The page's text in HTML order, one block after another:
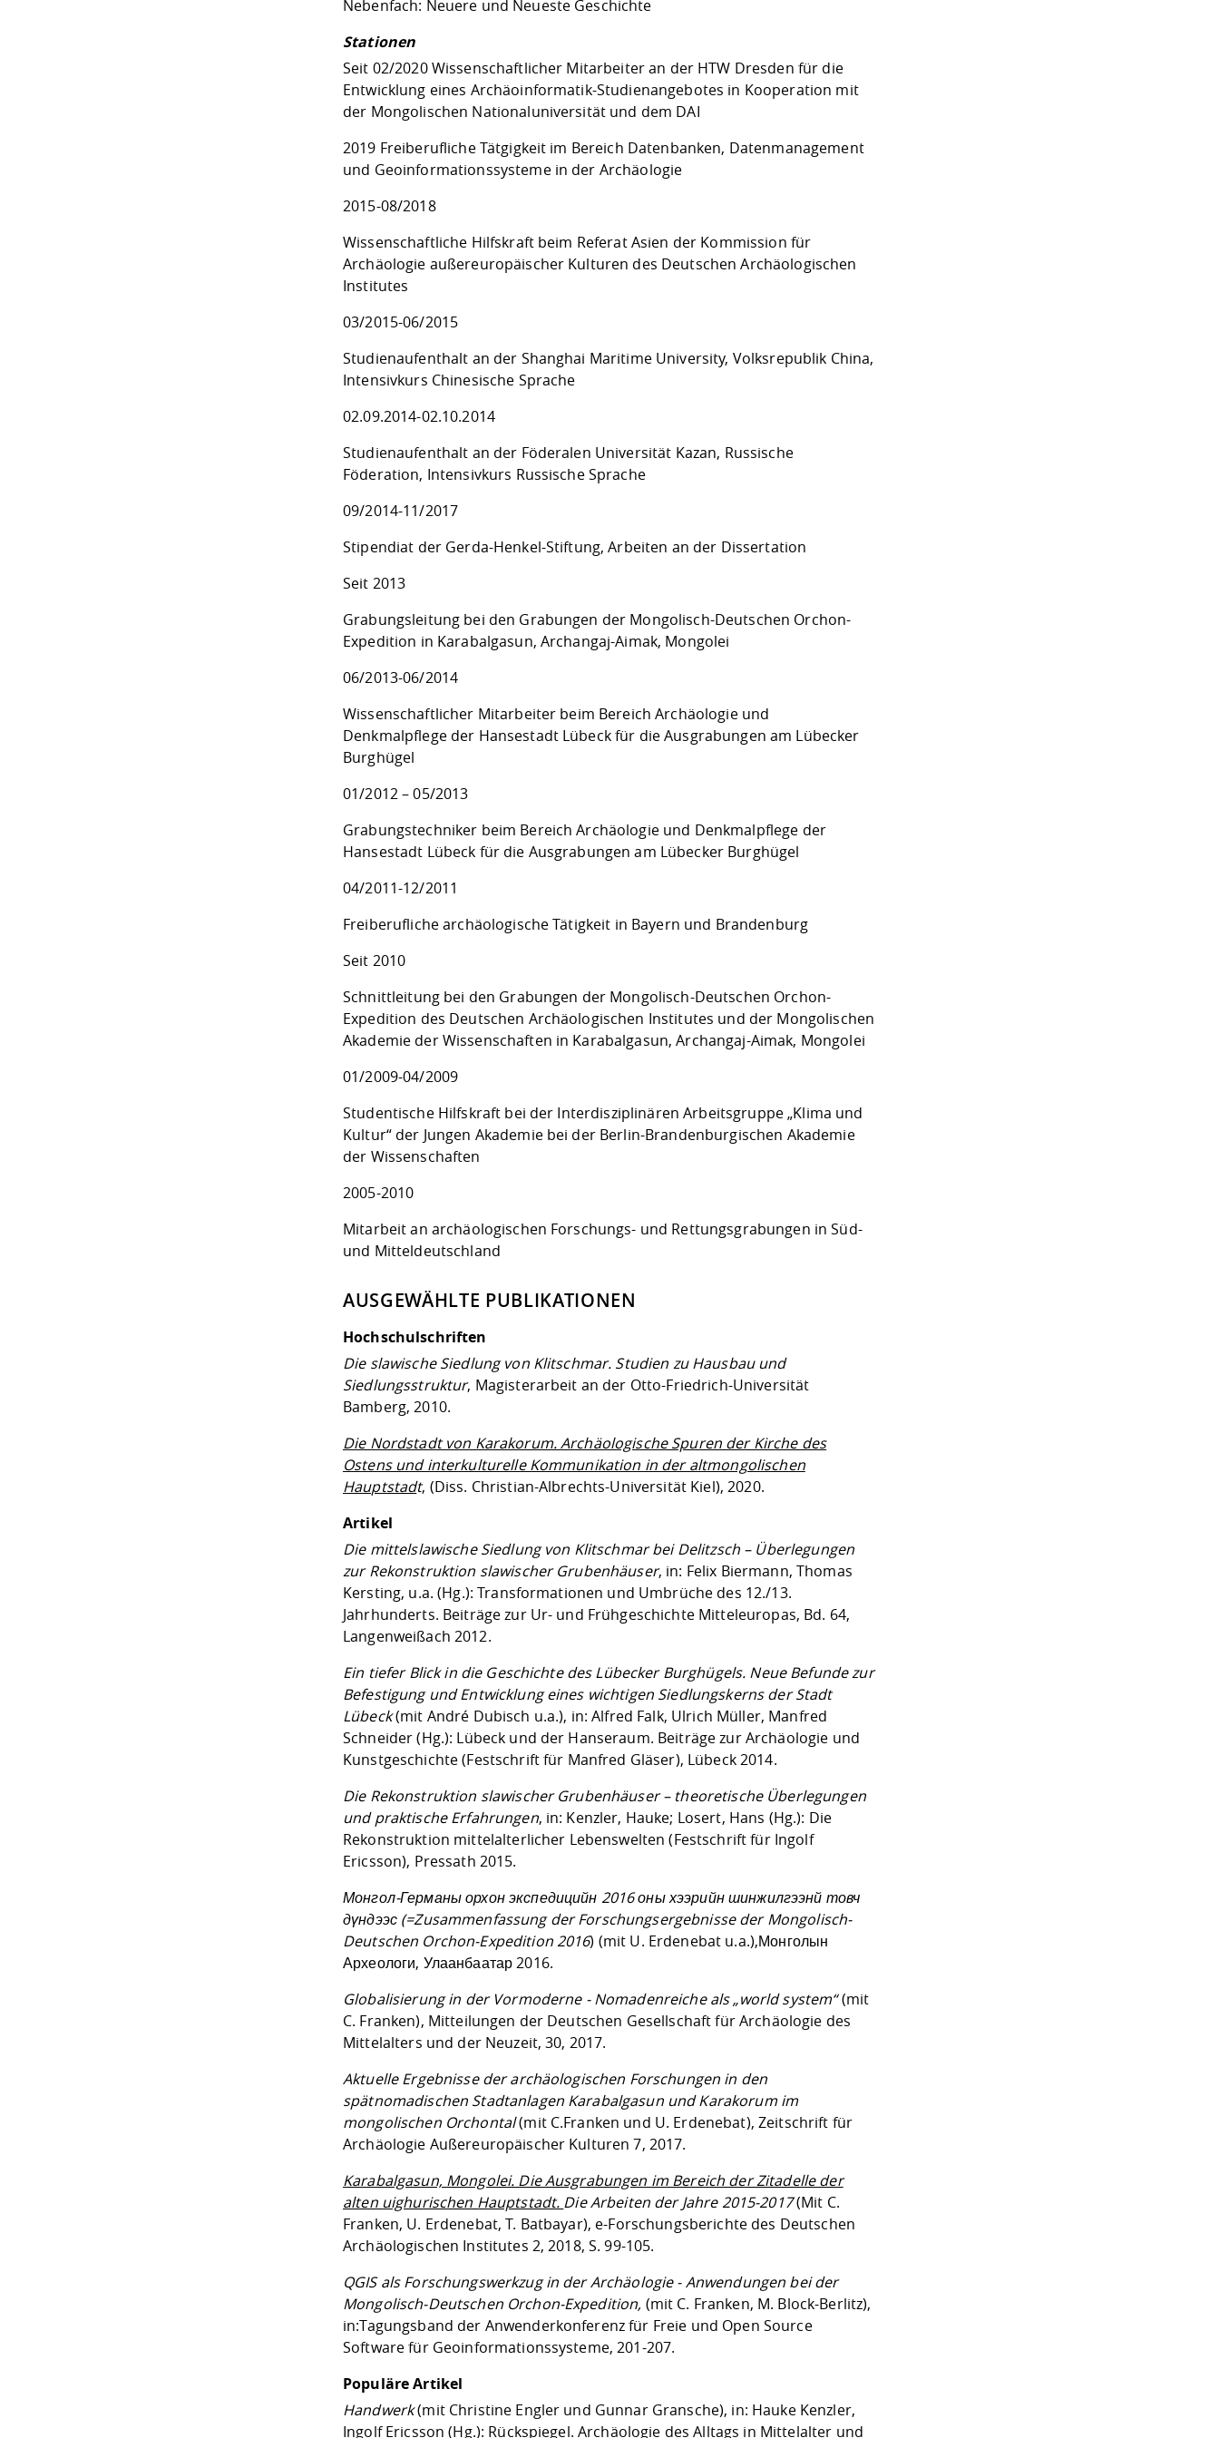
Nebenfach: Neuere und Neueste Geschichte
Stationen
Seit 02/2020 Wissenschaftlicher Mitarbeiter an der HTW Dresden für die
Entwicklung eines Archäoinformatik-Studienangebotes in Kooperation mit
der Mongolischen Nationaluniversität und dem DAI
2019 Freiberufliche Tätgigkeit im Bereich Datenbanken, Datenmanagement
und Geoinformationssysteme in der Archäologie
2015-08/2018
Wissenschaftliche Hilfskraft beim Referat Asien der Kommission für
Archäologie außereuropäischer Kulturen des Deutschen Archäologischen
Institutes
03/2015-06/2015
Studienaufenthalt an der Shanghai Maritime University, Volksrepublik China,
Intensivkurs Chinesische Sprache
02.09.2014-02.10.2014
Studienaufenthalt an der Föderalen Universität Kazan, Russische
Föderation, Intensivkurs Russische Sprache
09/2014-11/2017
Stipendiat der Gerda-Henkel-Stiftung, Arbeiten an der Dissertation
Seit 2013
Grabungsleitung bei den Grabungen der Mongolisch-Deutschen Orchon-
Expedition in Karabalgasun, Archangaj-Aimak, Mongolei
06/2013-06/2014
Wissenschaftlicher Mitarbeiter beim Bereich Archäologie und
Denkmalpflege der Hansestadt Lübeck für die Ausgrabungen am Lübecker
Burghügel
01/2012 – 05/2013
Grabungstechniker beim Bereich Archäologie und Denkmalpflege der
Hansestadt Lübeck für die Ausgrabungen am Lübecker Burghügel
04/2011-12/2011
Freiberufliche archäologische Tätigkeit in Bayern und Brandenburg
Seit 2010
Schnittleitung bei den Grabungen der Mongolisch-Deutschen Orchon-
Expedition des Deutschen Archäologischen Institutes und der Mongolischen
Akademie der Wissenschaften in Karabalgasun, Archangaj-Aimak, Mongolei
01/2009-04/2009
Studentische Hilfskraft bei der Interdisziplinären Arbeitsgruppe „Klima und
Kultur“ der Jungen Akademie bei der Berlin-Brandenburgischen Akademie
der Wissenschaften
2005-2010
Mitarbeit an archäologischen Forschungs- und Rettungsgrabungen in Süd-
und Mitteldeutschland
AUSGEWÄHLTE PUBLIKATIONEN
Hochschulschriften
Die slawische Siedlung von Klitschmar. Studien zu Hausbau und
Siedlungsstruktur, Magisterarbeit an der Otto-Friedrich-Universität
Bamberg, 2010.
Die Nordstadt von Karakorum. Archäologische Spuren der Kirche des
Ostens und interkulturelle Kommunikation in der altmongolischen
Hauptstadt, (Diss. Christian-Albrechts-Universität Kiel), 2020.
Artikel
Die mittelslawische Siedlung von Klitschmar bei Delitzsch – Überlegungen
zur Rekonstruktion slawischer Grubenhäuser, in: Felix Biermann, Thomas
Kersting, u.a. (Hg.): Transformationen und Umbrüche des 12./13.
Jahrhunderts. Beiträge zur Ur- und Frühgeschichte Mitteleuropas, Bd. 64,
Langenweißach 2012.
Ein tiefer Blick in die Geschichte des Lübecker Burghügels. Neue Befunde zur
Befestigung und Entwicklung eines wichtigen Siedlungskerns der Stadt
Lübeck(mit André Dubisch u.a.), in: Alfred Falk, Ulrich Müller, Manfred
Schneider (Hg.): Lübeck und der Hanseraum. Beiträge zur Archäologie und
Kunstgeschichte (Festschrift für Manfred Gläser), Lübeck 2014.
Die Rekonstruktion slawischer Grubenhäuser – theoretische Überlegungen
und praktische Erfahrungen, in: Kenzler, Hauke; Losert, Hans (Hg.): Die
Rekonstruktion mittelalterlicher Lebenswelten (Festschrift für Ingolf
Ericsson), Pressath 2015.
Монгол-Германы орхон экспедицийн 2016 оны хээрийн шинжилгээнй товч
дүндээс (=Zusammenfassung der Forschungsergebnisse der Mongolisch-
Deutschen Orchon-Expedition 2016) (mit U. Erdenebat u.a.),Монголын
Археологи, Улаанбаатар 2016.
Globalisierung in der Vormoderne - Nomadenreiche als „world system“(mit
C. Franken), Mitteilungen der Deutschen Gesellschaft für Archäologie des
Mittelalters und der Neuzeit, 30, 2017.
Aktuelle Ergebnisse der archäologischen Forschungen in den
spätnomadischen Stadtanlagen Karabalgasun und Karakorum im
mongolischen Orchontal(mit C.Franken und U. Erdenebat), Zeitschrift für
Archäologie Außereuropäischer Kulturen 7, 2017.
Karabalgasun, Mongolei. Die Ausgrabungen im Bereich der Zitadelle der
alten uighurischen Hauptstadt. Die Arbeiten der Jahre 2015-2017(Mit C.
Franken, U. Erdenebat, T. Batbayar), e-Forschungsberichte des Deutschen
Archäologischen Institutes 2, 2018, S. 99-105.
QGIS als Forschungswerkzug in der Archäologie - Anwendungen bei der
Mongolisch-Deutschen Orchon-Expedition, (mit C. Franken, M. Block-Berlitz),
in:Tagungsband der Anwenderkonferenz für Freie und Open Source
Software für Geoinformationssysteme, 201-207.
Populäre Artikel
Handwerk(mit Christine Engler und Gunnar Gransche), in: Hauke Kenzler,
Ingolf Ericsson (Hg.): Rückspiegel. Archäologie des Alltags in Mittelalter und